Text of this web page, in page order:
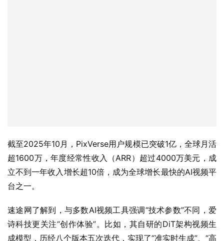
超1600万，年度经常性收入（ARR）超过4000万美元，成
立不到一年收入增长超10倍，成为全球增长最快的AI视频平
台之一。
诗科技更关注“创作体验”。比如，其自研的DiT架构视频生
成模型，历经八个版本五次迭代，实现了“准实时生成”、“高
质量音画同步”、“角色一致性”等核心突破。